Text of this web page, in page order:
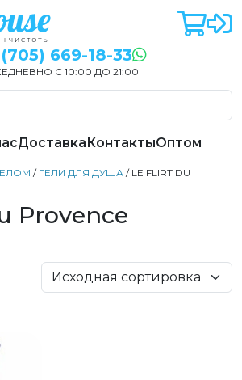
669-18-33
С 10:00 ДО 21:00
ДоставкаКонтактыОптом
/ ГЕЛИ ДЛЯ ДУША / LE FLIRT DU
Provence